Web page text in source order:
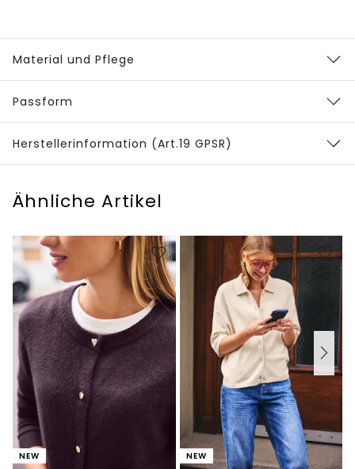
Material und Pflege
Passform
Herstellerinformation (Art.19 GPSR)
Ähnliche Artikel
NEW NEW